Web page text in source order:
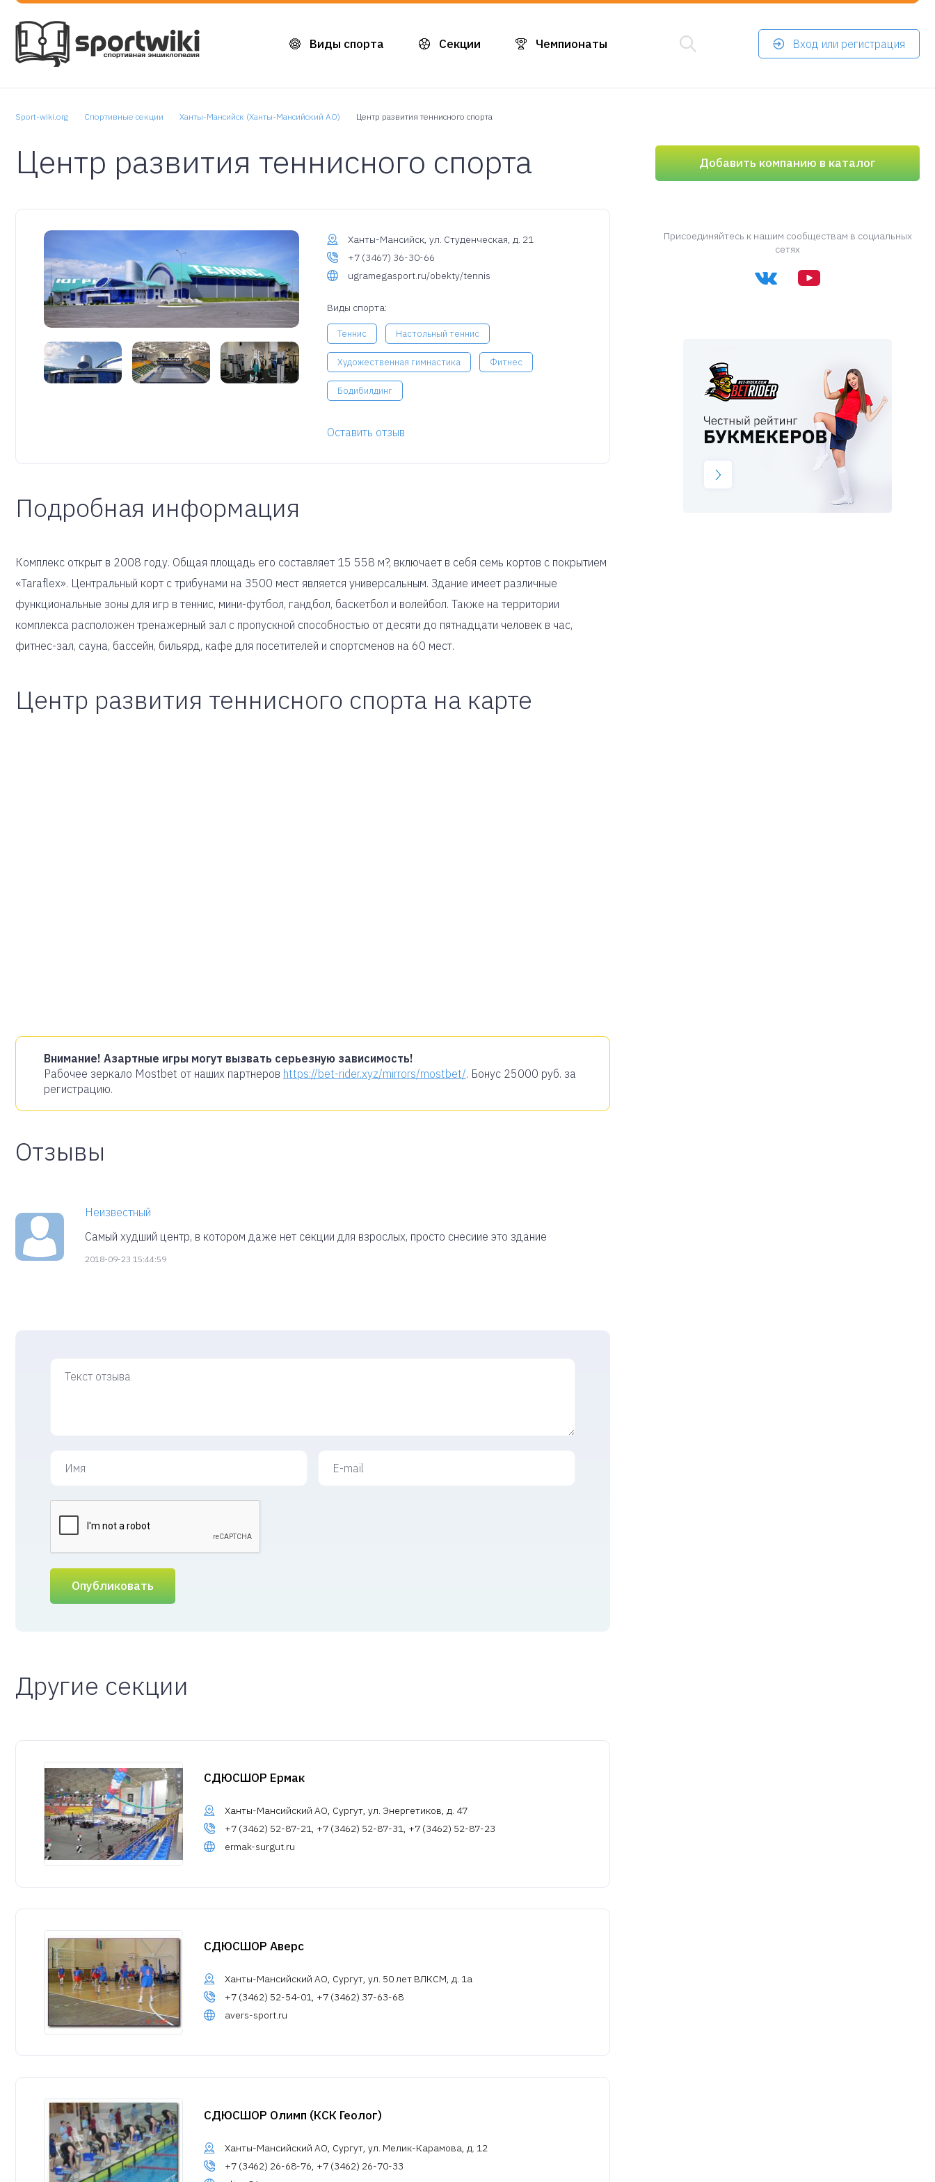
Виды спорта Секции Чемпионаты Вход или регистрация
Sport-wiki.org Спортивные секции Ханты-Мансийск (Ханты-Мансийский АО) Центр развития теннисного спорта
Центр развития теннисного спорта
Ханты-Мансийск, ул. Студенческая, д. 21
+7 (3467) 36-30-66
ugramegasport.ru/obekty/tennis
Виды спорта:
Теннис Настольный теннис
Художественная гимнастика Фитнес
Бодибилдинг
Оставить отзыв
Подробная информация
Комплекс открыт в 2008 году. Общая площадь его составляет 15 558 м?, включает в себя семь кортов с покрытием
«Taraflex». Центральный корт с трибунами на 3500 мест является универсальным. Здание имеет различные
функциональные зоны для игр в теннис, мини-футбол, гандбол, баскетбол и волейбол. Также на территории
комплекса расположен тренажерный зал с пропускной способностью от десяти до пятнадцати человек в час,
фитнес-зал, сауна, бассейн, бильярд, кафе для посетителей и спортсменов на 60 мест.
Центр развития теннисного спорта на карте
Внимание! Азартные игры могут вызвать серьезную зависимость!
Рабочее зеркало Mostbet от наших партнеров https://bet-rider.xyz/mirrors/mostbet/. Бонус 25000 руб. за
регистрацию.
Отзывы
Неизвестный
Самый худший центр, в котором даже нет секции для взрослых, просто снесиие это здание
2018-09-23 15:44:59
Опубликовать
Другие секции
СДЮСШОР Ермак
Ханты-Мансийский АО, Сургут, ул. Энергетиков, д. 47
+7 (3462) 52-87-21, +7 (3462) 52-87-31, +7 (3462) 52-87-23
ermak-surgut.ru
СДЮСШОР Аверс
Ханты-Мансийский АО, Сургут, ул. 50 лет ВЛКСМ, д. 1а
+7 (3462) 52-54-01, +7 (3462) 37-63-68
avers-sport.ru
СДЮСШОР Олимп (КСК Геолог)
Ханты-Мансийский АО, Сургут, ул. Мелик-Карамова, д. 12
+7 (3462) 26-68-76, +7 (3462) 26-70-33
Добавить компанию в каталог
Присоединяйтесь к нашим сообществам в социальных
сетях